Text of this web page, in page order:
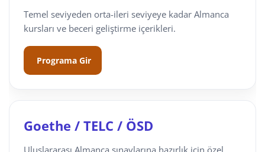
Temel seviyeden orta-ileri seviyeye kadar Almanca
kursları ve beceri geliştirme içerikleri.
Programa Gir
Goethe / TELC / ÖSD